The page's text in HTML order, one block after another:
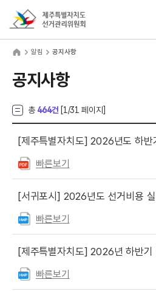
알림 공지사항
공지사항
총 464건 [1 /31 페이지]
[제주특별자치도] 2026년도 하반기 공
빠른보기
[서귀포시] 2026년도 선거비용 실
빠른보기
[제주특별자치도] 2026년 하반기
빠른보기